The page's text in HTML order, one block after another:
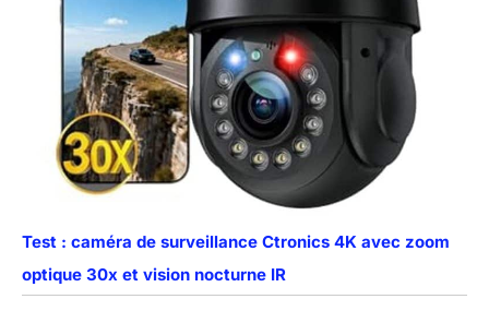
Test : caméra de surveillance Ctronics 4K avec zoom
optique 30x et vision nocturne IR